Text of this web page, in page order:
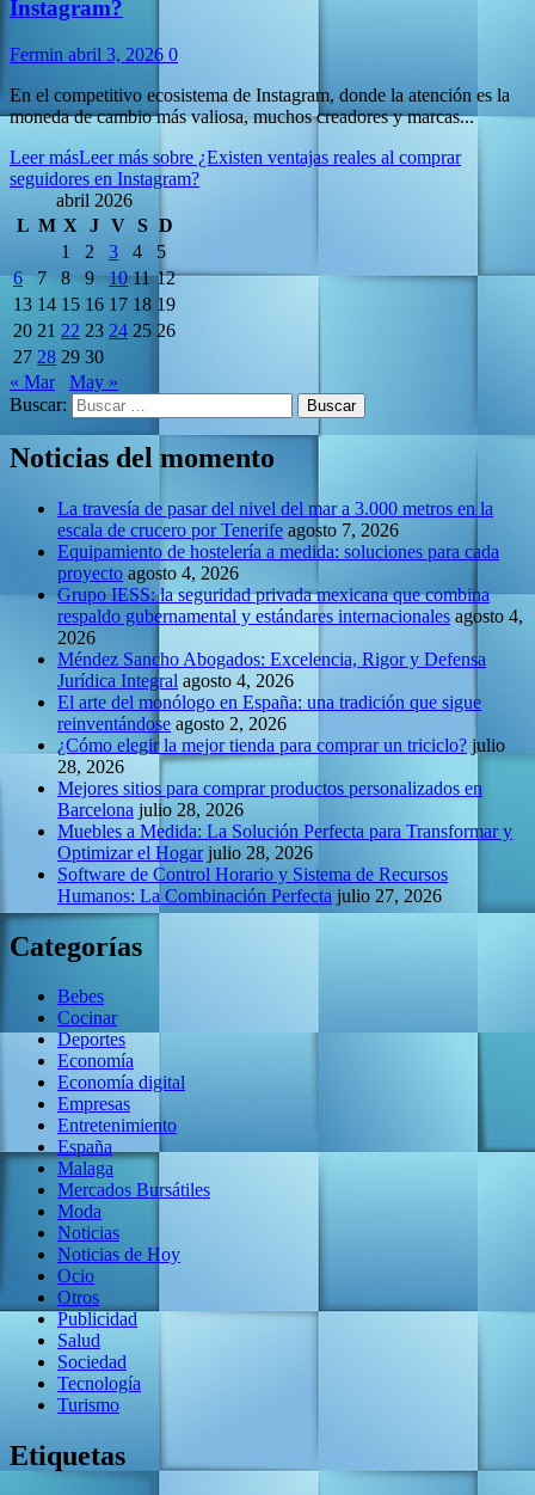
Instagram?
Fermin abril 3, 2026 0
En el competitivo ecosistema de Instagram, donde la atención es la
moneda de cambio más valiosa, muchos creadores y marcas...
Leer másLeer más sobre ¿Existen ventajas reales al comprar
seguidores en Instagram?
abril 2026
L M X J V S D
1
2 3 4
5
6
7 8 9 10 11 12
13 14 15 16 17 18 19
20 21 22 23 24 25 26
27 28 29 30
« Mar
May »
Buscar:
Noticias del momento
La travesía de pasar del nivel del mar a 3.000 metros en la
escala de crucero por Tenerife agosto 7, 2026
Equipamiento de hostelería a medida: soluciones para cada
proyecto agosto 4, 2026
Grupo IESS: la seguridad privada mexicana que combina
respaldo gubernamental y estándares internacionales agosto 4,
2026
Méndez Sancho Abogados: Excelencia, Rigor y Defensa
Jurídica Integral agosto 4, 2026
El arte del monólogo en España: una tradición que sigue
reinventándose agosto 2, 2026
¿Cómo elegir la mejor tienda para comprar un triciclo? julio
28, 2026
Mejores sitios para comprar productos personalizados en
Barcelona julio 28, 2026
Muebles a Medida: La Solución Perfecta para Transformar y
Optimizar el Hogar julio 28, 2026
Software de Control Horario y Sistema de Recursos
Humanos: La Combinación Perfecta julio 27, 2026
Categorías
Bebes
Cocinar
Deportes
Economía
Economía digital
Empresas
Entretenimiento
España
Malaga
Mercados Bursátiles
Moda
Noticias
Noticias de Hoy
Ocio
Otros
Publicidad
Salud
Sociedad
Tecnología
Turismo
Etiquetas